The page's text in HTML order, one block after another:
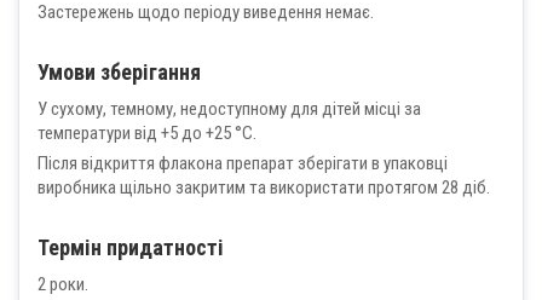
Застережень щодо періоду виведення немає.
Умови зберігання
У сухому, темному, недоступному для дітей місці за
температури від +5 до +25 °С.
Після відкриття флакона препарат зберігати в упаковці
виробника щільно закритим та використати протягом 28 діб.
Термін придатності
2 роки.